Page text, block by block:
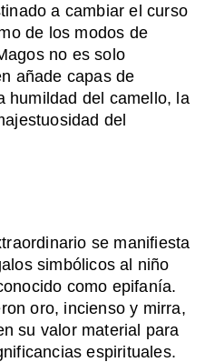
a cambiar el curso
de los modos de
no es solo
añade capas de
humildad del camello, la
del
se manifiesta
simbólicos al niño
como epifanía.
oro, incienso y mirra,
su valor material para
espirituales.